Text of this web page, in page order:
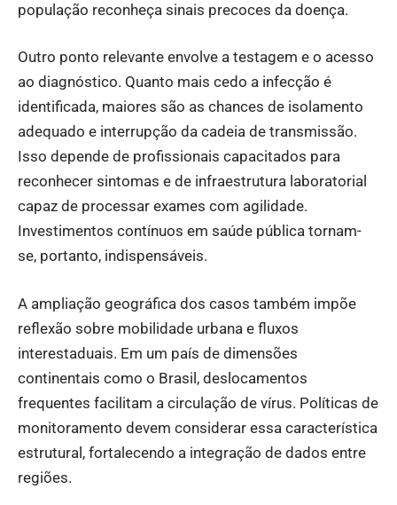
população reconheça sinais precoces da doença.
Outro ponto relevante envolve a testagem e o acesso
ao diagnóstico. Quanto mais cedo a infecção é
identificada, maiores são as chances de isolamento
adequado e interrupção da cadeia de transmissão.
Isso depende de profissionais capacitados para
reconhecer sintomas e de infraestrutura laboratorial
capaz de processar exames com agilidade.
Investimentos contínuos em saúde pública tornam-
se, portanto, indispensáveis.
A ampliação geográfica dos casos também impõe
reflexão sobre mobilidade urbana e fluxos
interestaduais. Em um país de dimensões
continentais como o Brasil, deslocamentos
frequentes facilitam a circulação de vírus. Políticas de
monitoramento devem considerar essa característica
estrutural, fortalecendo a integração de dados entre
regiões.